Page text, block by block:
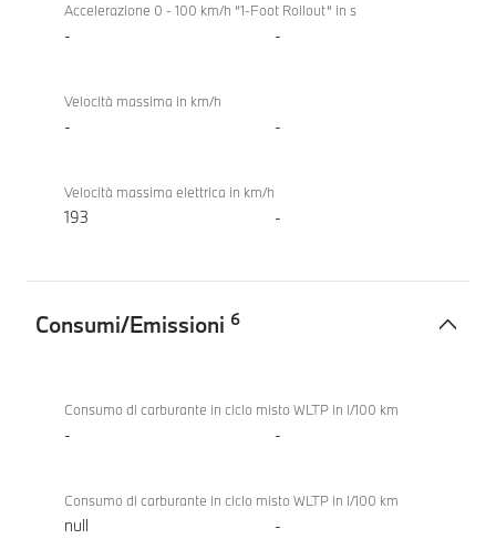
Accelerazione 0 - 100 km/h “1-Foot Rollout“ in s
- -
Velocità massima in km/h
- -
Velocità massima elettrica in km/h
193 -
Consumi/Emissioni 6
eDrive40
Touring
Consumo di carburante in ciclo misto WLTP in l/100 km
- -
Consumo di carburante in ciclo misto WLTP in l/100 km
null -